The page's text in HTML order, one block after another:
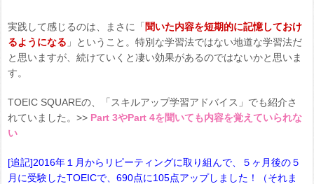
実践して感じるのは、まさに「 聞いた内容を短期的に記憶しておけ
るようになる 」ということ。特別な学習法ではない地道な学習法だ
と思いますが、続けていくと凄い効果があるのではないかと思いま
す。
TOEIC SQUAREの、「スキルアップ学習アドバイス」でも紹介さ
れていました。>> Part 3やPart 4を聞いても内容を覚えていられな
い
[追記]2016年１月からリピーティングに取り組んで、５ヶ月後の５
月に受験したTOEICで、690点に105点アップしました！（それま